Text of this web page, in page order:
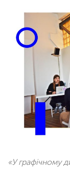
«У графічному